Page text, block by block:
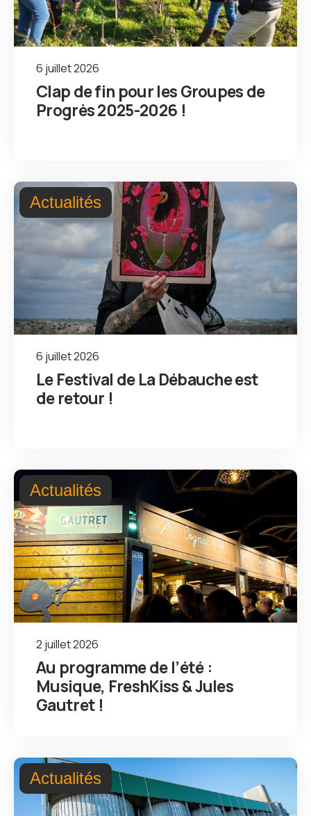
6 juillet 2026
Clap de fin pour les Groupes de
Progrès 2025-2026 !
Actualités
6 juillet 2026
Le Festival de La Débauche est
de retour !
Actualités
2 juillet 2026
Au programme de l’été :
Musique, FreshKiss & Jules
Gautret !
Actualités